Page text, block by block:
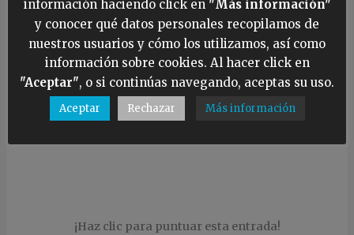
es un tipo de cierre en el que los dientes de la
cremallera están ocultos en la tela.
Si la cremallera es termo-sellada, tiene la
ventaja que no entra la humedad, pero el
inconveniente que no se puede meter en
secadora porque se deteriora
¡Haz clic para puntuar esta entrada!
información haciendo click en "Más información"
y conocer qué datos personales recopilamos de
nuestros usuarios y cómo los utilizamos, así como
información sobre cookies. Al hacer click en
"Aceptar", o si continúas navegando, aceptas su uso.
Aceptar Rechazar Más información